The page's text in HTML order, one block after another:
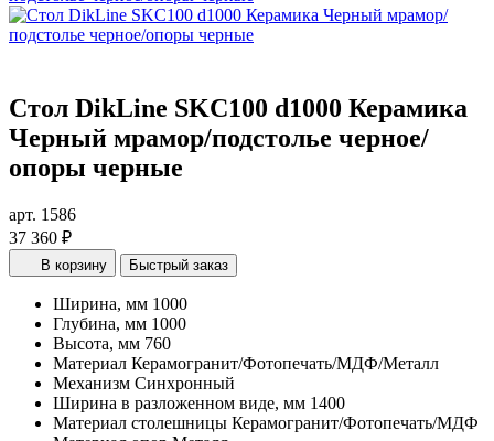
Стол DikLine SKC100 d1000 Керамика
Черный мрамор/подстолье черное/
опоры черные
арт. 1586
37 360 ₽
В корзину Быстрый заказ
Ширина, мм 1000
Глубина, мм 1000
Высота, мм 760
Материал Керамогранит/Фотопечать/МДФ/Металл
Механизм Синхронный
Ширина в разложенном виде, мм 1400
Материал столешницы Керамогранит/Фотопечать/МДФ